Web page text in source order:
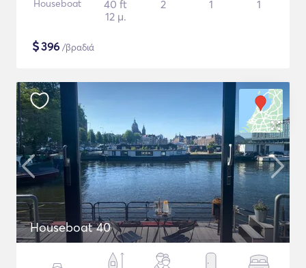
Houseboat
40 ft
12 μ.
2 1 1
$396 /βραδιά
Houseboat 40